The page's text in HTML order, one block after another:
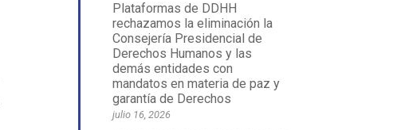
Plataformas de DDHH
rechazamos la eliminación la
Consejería Presidencial de
Derechos Humanos y las
demás entidades con
mandatos en materia de paz y
garantía de Derechos
julio 16, 2026